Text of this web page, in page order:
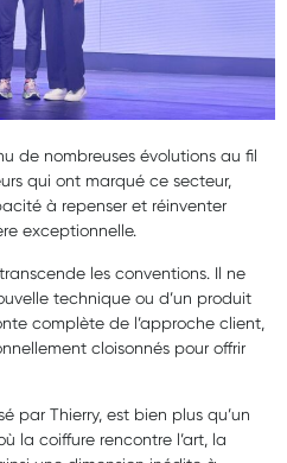
de nombreuses évolutions au fil
qui ont marqué ce secteur,
à repenser et réinventer
exceptionnelle.
les conventions. Il ne
technique ou d’un produit
complète de l’approche client,
cloisonnés pour offrir
par Thierry, est bien plus qu’un
la coiffure rencontre l’art, la